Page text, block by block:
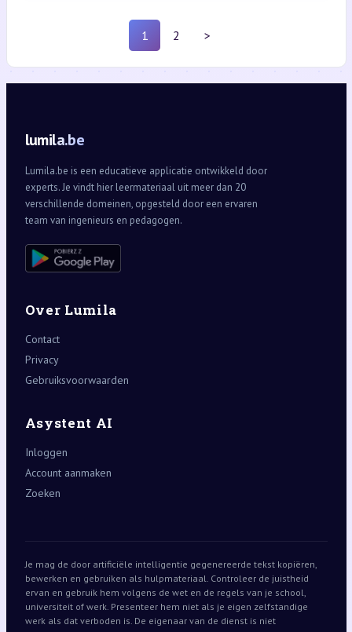
1 2 >
lumila.be
Lumila.be is een educatieve applicatie ontwikkeld door
experts. Je vindt hier leermateriaal uit meer dan 20
verschillende domeinen, opgesteld door een ervaren
team van ingenieurs en pedagogen.
Over Lumila
Contact
Privacy
Gebruiksvoorwaarden
Asystent AI
Inloggen
Account aanmaken
Zoeken
Je mag de door artificiële intelligentie gegenereerde tekst kopiëren,
bewerken en gebruiken als hulpmateriaal. Controleer de juistheid
ervan en gebruik hem volgens de wet en de regels van je school,
universiteit of werk. Presenteer hem niet als je eigen zelfstandige
werk als dat verboden is. De eigenaar van de dienst is niet